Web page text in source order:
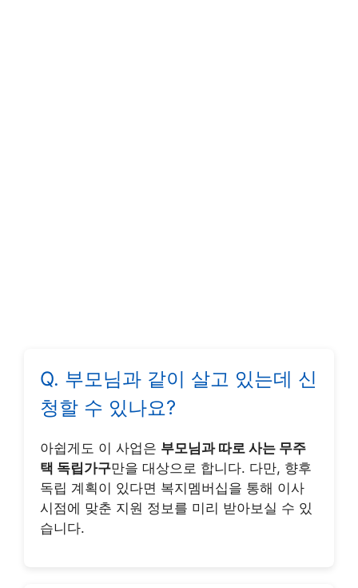
Q. 부모님과 같이 살고 있는데 신
청할 수 있나요?
아쉽게도 이 사업은 부모님과 따로 사는 무주
택 독립가구만을 대상으로 합니다. 다만, 향후
독립 계획이 있다면 복지멤버십을 통해 이사
시점에 맞춘 지원 정보를 미리 받아보실 수 있
습니다.